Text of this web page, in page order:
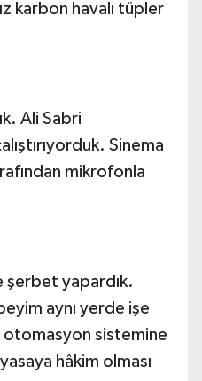
karbon havalı tüpler
Ali Sabri
Sinema
mikrofonla
şerbet yapardık.
aynı yerde işe
otomasyon sistemine
hâkim olması